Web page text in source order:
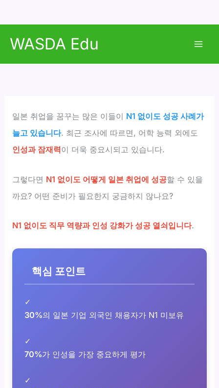
WASDA Edu
일본 취업을 꿈꾸는 많은 이들이 N1 없이도 성공 사례가
늘고 있습니다. 최근 조사에 따르면, 어학 능력 외에도
인성과 잠재력이 더욱 중요시되고 있습니다.
그렇다면 N1 없이도 어떻게 일본 취업에 성공할 수 있을
까요? 어떤 준비가 필요한지 궁금하지 않나요?
N1 없이도 직무 역량과 인성 강화가 성공 열쇠입니다.
핵심 포인트
✓
30%의 일본 기업 외국인 채용자가 N1 미보유
✓
70%가 인성을 가장 중요하게 평가
✓